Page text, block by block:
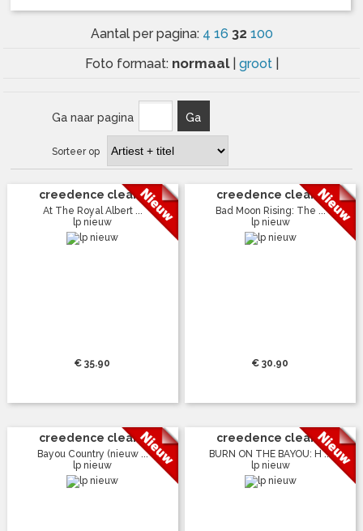
Aantal per pagina: 4 16 32 100
Foto formaat: normaal groot
Ga naar pagina Ga
Sorteer op
creedence clear...
At The Royal Albert ...
lp nieuw
€ 35.90
creedence clear...
Bad Moon Rising: The ...
lp nieuw
€ 30.90
creedence clear...
Bayou Country (nieuw ...
lp nieuw
creedence clear...
BURN ON THE BAYOU: H ...
lp nieuw